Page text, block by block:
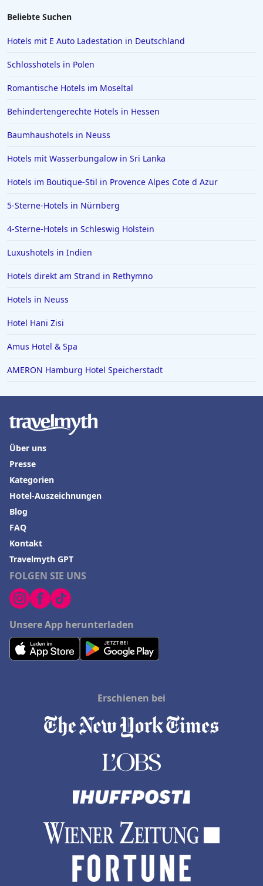
Hotels in Österreich
Hotels in Mainz
Hotels in Zürich
Hotels in Verona
Hotels in Niedersachsen
Hotels in Sonthofen
Hotels in Kühtai
Hotels in Würmern
Beliebte Suchen
Hotels mit E Auto Ladestation in Deutschland
Schlosshotels in Polen
Romantische Hotels im Moseltal
Behindertengerechte Hotels in Hessen
Baumhaushotels in Neuss
Hotels mit Wasserbungalow in Sri Lanka
Hotels im Boutique-Stil in Provence Alpes Cote d Azur
5-Sterne-Hotels in Nürnberg
4-Sterne-Hotels in Schleswig Holstein
Luxushotels in Indien
Hotels direkt am Strand in Rethymno
Hotels in Neuss
Hotel Hani Zisi
Amus Hotel & Spa
AMERON Hamburg Hotel Speicherstadt
FOLGEN SIE UNS
Unsere App herunterladen
Über uns
Presse
Kategorien
Hotel-Auszeichnungen
Blog
FAQ
Kontakt
Travelmyth GPT
Erschienen bei